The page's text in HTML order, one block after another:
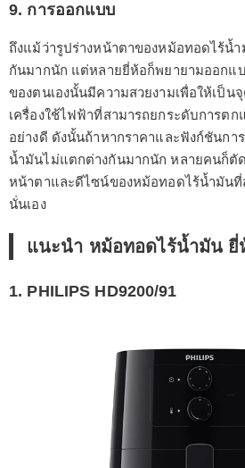
9. การออกแบบ
ถึงแม้ว่ารูปร่างหน้าตาของหม้อทอดไร้น้
กันมากนัก แต่หลายยี่ห้อก็พยายามออกแ
ของตนเองนั้นมีความสวยงามเพื่อให้เป็น
เครื่องใช้ไฟฟ้าที่สามารถยกระดับการตก
อย่างดี ดังนั้นถ้าหากราคาและฟังก์ชันกา
น้ำมันไม่แตกต่างกันมากนัก หลายคนก็ตัด
หน้าตาและดีไซน์ของหม้อทอดไร้น้ำมันที่
นั่นเอง
แนะนำ หม้อทอดไร้น้ำมัน ยี่
1. PHILIPS HD9200/91